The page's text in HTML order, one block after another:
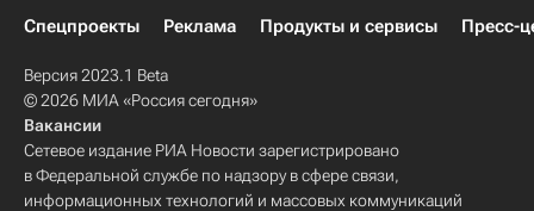
Спецпроекты
Реклама Продукты и сервисы Пресс-
Версия 2023.1 Beta
© 2026 МИА «Россия сегодня»
Вакансии
Сетевое издание РИА Новости зарегистрировано
в Федеральной службе по надзору в сфере связи,
информационных технологий и массовых коммуникаций